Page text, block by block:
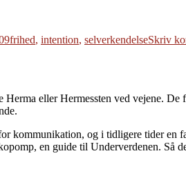
Tags
frihed, intention, selverkendelseSkriv
eller Hermessten ved vejene.
kommunikation, og i tidligere tider
en guide til Underverdenen.